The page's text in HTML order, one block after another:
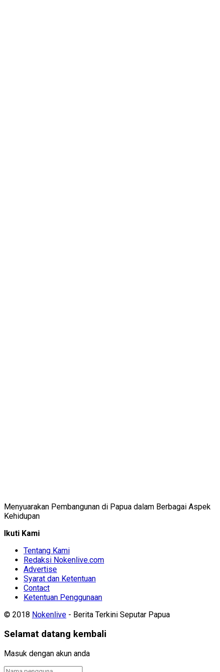
Menyuarakan Pembangunan di Papua dalam Berbagai Aspek
Kehidupan
Ikuti Kami
Tentang Kami
Redaksi Nokenlive.com
Advertise
Syarat dan Ketentuan
Contact
Ketentuan Penggunaan
© 2018 Nokenlive - Berita Terkini Seputar Papua
Selamat datang kembali
Masuk dengan akun anda